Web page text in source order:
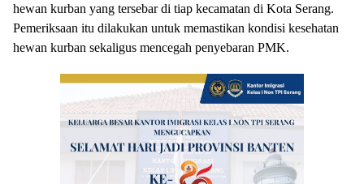
hewan kurban yang tersebar di tiap kecamatan di Kota Serang.
Pemeriksaan itu dilakukan untuk memastikan kondisi kesehatan
hewan kurban sekaligus mencegah penyebaran PMK.